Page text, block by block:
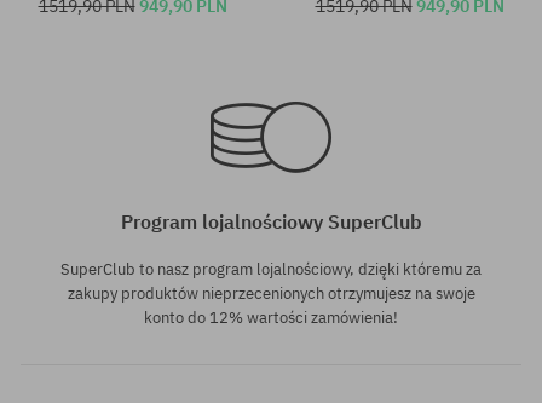
1519,90 PLN949,90 PLN 1519,90 PLN949,90 PLN
Program lojalnościowy SuperClub
SuperClub to nasz program lojalnościowy, dzięki któremu za
zakupy produktów nieprzecenionych otrzymujesz na swoje
konto do 12% wartości zamówienia!